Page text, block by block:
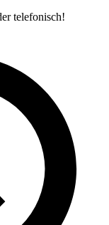
telefonisch!